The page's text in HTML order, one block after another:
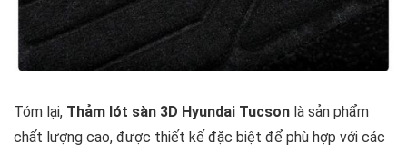
Tóm lại, Thảm lót sàn 3D Hyundai Tucson là sản phẩm
chất lượng cao, được thiết kế đặc biệt để phù hợp với các